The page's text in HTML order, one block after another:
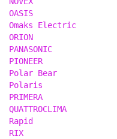
OASIS
Omaks Electric
ORION
PANASONIC
PIONEER
Polar Bear
Polaris
PRIMERA
QUATTROCLIMA
Rapid
RIX